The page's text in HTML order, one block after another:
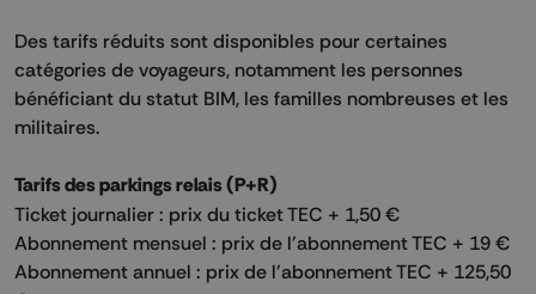
Des tarifs réduits sont disponibles pour certaines
catégories de voyageurs, notamment les personnes
bénéficiant du statut BIM, les familles nombreuses et les
militaires.​
Tarifs des parkings relais (P+R)
Ticket journalier : prix du ticket TEC + 1,50 €
Abonnement mensuel : prix de l'abonnement TEC + 19 €
Abonnement annuel : prix de l'abonnement TEC + 125,50